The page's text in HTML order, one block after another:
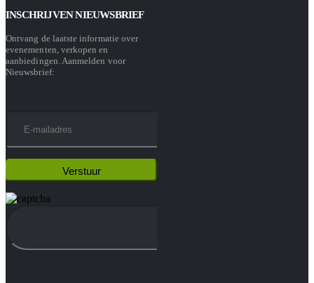
INSCHRIJVEN NIEUWSBRIEF
Ontvang de laatste informatie over
evenementen, verkopen en
aanbiedingen. Aanmelden voor
Nieuwsbrief: